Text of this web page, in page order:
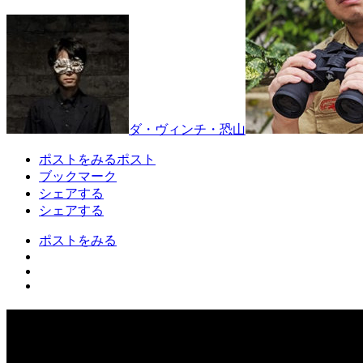
ダ・ヴィンチ・恐山
ポストをみるポスト
ブックマーク
シェアする
シェアする
ポストをみる